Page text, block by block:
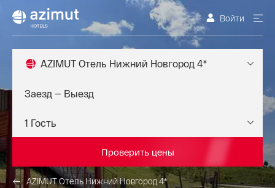
Войти
AZIMUT Отель Нижний Новгород 4*
Проверить цены
AZIMUT Отель Нижний Новгород 4*